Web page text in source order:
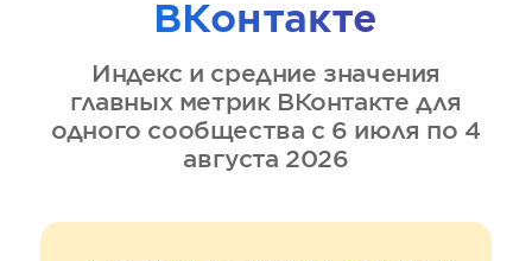
ВКонтакте
Индекс и средние значения
главных метрик ВКонтакте для
одного сообщества с 6 июля по 4
августа 2026